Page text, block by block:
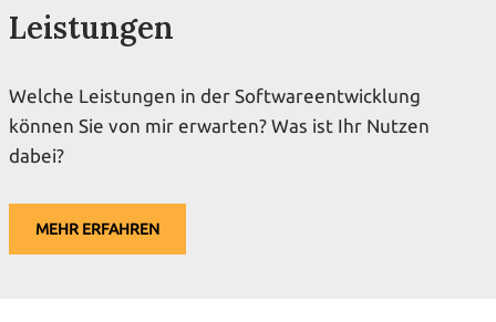
Leistungen
Welche Leistungen in der Softwareentwicklung
können Sie von mir erwarten? Was ist Ihr Nutzen
dabei?
MEHR ERFAHREN